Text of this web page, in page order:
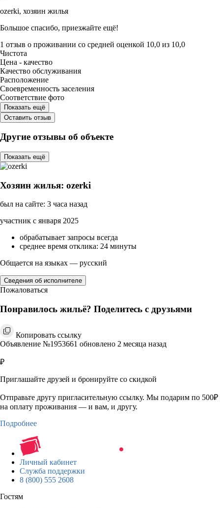
ozerki, хозяин жилья
Большое спасибо, приезжайте ещё!
1 отзыв о проживании со средней оценкой 10,0 из 10,0
Чистота
Цена - качество
Качество обслуживания
Расположение
Своевременность заселения
Соответствие фото
Показать ещё
Оставить отзыв
Другие отзывы об объекте
Показать ещё
Хозяин жилья: ozerki
был на сайте: 3 часа назад
участник с января 2025
обрабатывает запросы всегда
среднее время отклика: 24 минуты
Общается на языках — русский
Сведения об исполнителе
Пожаловаться
Понравилось жильё? Поделитесь с друзьями
Копировать ссылку
Объявление №1953661 обновлено 2 месяца назад
₽
Приглашайте друзей и бронируйте со скидкой
Отправьте другу пригласительную ссылку. Мы подарим по 500₽
на оплату проживания — и вам, и другу.
Подробнее
Личный кабинет
Служба поддержки
8 (800) 555 2608
Гостям